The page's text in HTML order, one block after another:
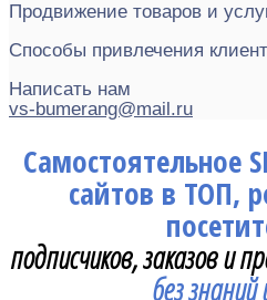
Продвижение товаров и
Способы привлечения
Написать нам
vs-bumerang@mail.ru
Самостоятельное
сайтов в ТОП,
подписчиков, заказов и
без